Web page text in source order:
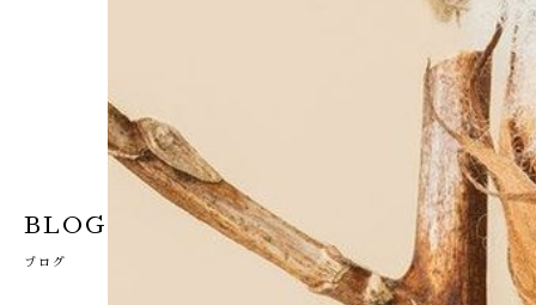
BLOG
ブログ